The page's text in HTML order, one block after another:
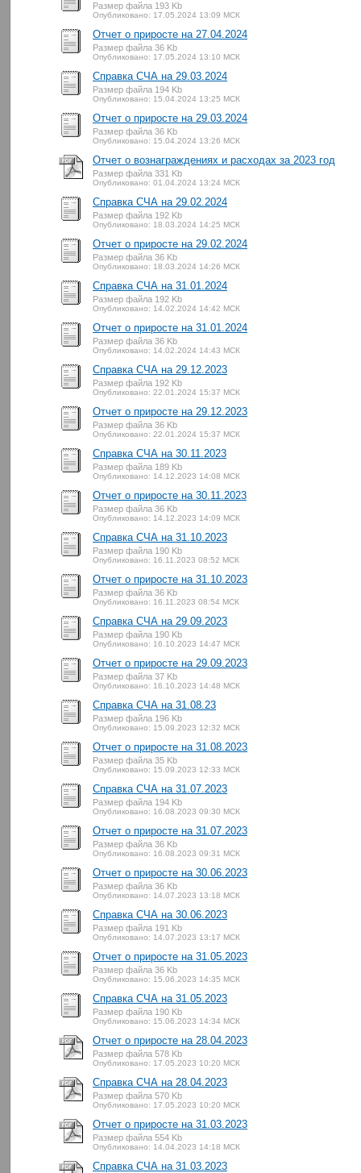
Размер файла 193 Kb
Опубликовано: 17.05.2024 13:09 МСК
Отчет о приросте на 27.04.2024
Размер файла 36 Kb
Опубликовано: 17.05.2024 13:10 МСК
Справка СЧА на 29.03.2024
Размер файла 194 Kb
Опубликовано: 15.04.2024 13:25 МСК
Отчет о приросте на 29.03.2024
Размер файла 36 Kb
Опубликовано: 15.04.2024 13:26 МСК
Отчет о вознаграждениях и расходах за 2023 год
Размер файла 331 Kb
Опубликовано: 01.04.2024 13:24 МСК
Справка СЧА на 29.02.2024
Размер файла 192 Kb
Опубликовано: 18.03.2024 14:25 МСК
Отчет о приросте на 29.02.2024
Размер файла 36 Kb
Опубликовано: 18.03.2024 14:26 МСК
Справка СЧА на 31.01.2024
Размер файла 192 Kb
Опубликовано: 14.02.2024 14:42 МСК
Отчет о приросте на 31.01.2024
Размер файла 36 Kb
Опубликовано: 14.02.2024 14:43 МСК
Справка СЧА на 29.12.2023
Размер файла 192 Kb
Опубликовано: 22.01.2024 15:37 МСК
Отчет о приросте на 29.12.2023
Размер файла 36 Kb
Опубликовано: 22.01.2024 15:37 МСК
Справка СЧА на 30.11.2023
Размер файла 189 Kb
Опубликовано: 14.12.2023 14:08 МСК
Отчет о приросте на 30.11.2023
Размер файла 36 Kb
Опубликовано: 14.12.2023 14:09 МСК
Справка СЧА на 31.10.2023
Размер файла 190 Kb
Опубликовано: 16.11.2023 08:52 МСК
Отчет о приросте на 31.10.2023
Размер файла 36 Kb
Опубликовано: 16.11.2023 08:54 МСК
Справка СЧА на 29.09.2023
Размер файла 190 Kb
Опубликовано: 16.10.2023 14:47 МСК
Отчет о приросте на 29.09.2023
Размер файла 37 Kb
Опубликовано: 16.10.2023 14:48 МСК
Справка СЧА на 31.08.23
Размер файла 196 Kb
Опубликовано: 15.09.2023 12:32 МСК
Отчет о приросте на 31.08.2023
Размер файла 35 Kb
Опубликовано: 15.09.2023 12:33 МСК
Справка СЧА на 31.07.2023
Размер файла 194 Kb
Опубликовано: 16.08.2023 09:30 МСК
Отчет о приросте на 31.07.2023
Размер файла 36 Kb
Опубликовано: 16.08.2023 09:31 МСК
Отчет о приросте на 30.06.2023
Размер файла 36 Kb
Опубликовано: 14.07.2023 13:18 МСК
Справка СЧА на 30.06.2023
Размер файла 191 Kb
Опубликовано: 14.07.2023 13:17 МСК
Отчет о приросте на 31.05.2023
Размер файла 36 Kb
Опубликовано: 15.06.2023 14:35 МСК
Справка СЧА на 31.05.2023
Размер файла 190 Kb
Опубликовано: 15.06.2023 14:34 МСК
Отчет о приросте на 28.04.2023
Размер файла 578 Kb
Опубликовано: 17.05.2023 10:20 МСК
Справка СЧА на 28.04.2023
Размер файла 570 Kb
Опубликовано: 17.05.2023 10:20 МСК
Отчет о приросте на 31.03.2023
Размер файла 554 Kb
Опубликовано: 14.04.2023 14:18 МСК
Справка СЧА на 31.03.2023